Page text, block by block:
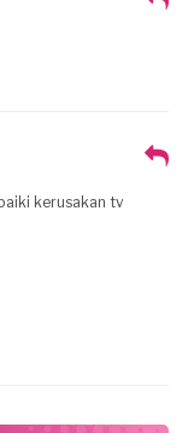
kerusakan tv